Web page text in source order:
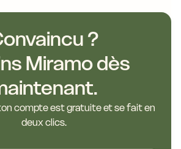
?
Miramo dès
compte est gratuite et se fait en
deux clics.